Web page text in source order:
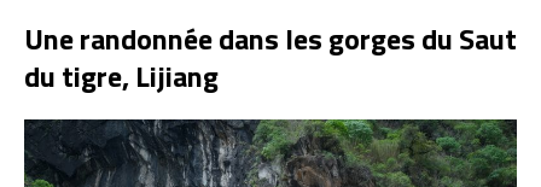
Une randonnée dans les gorges du Saut
du tigre, Lijiang